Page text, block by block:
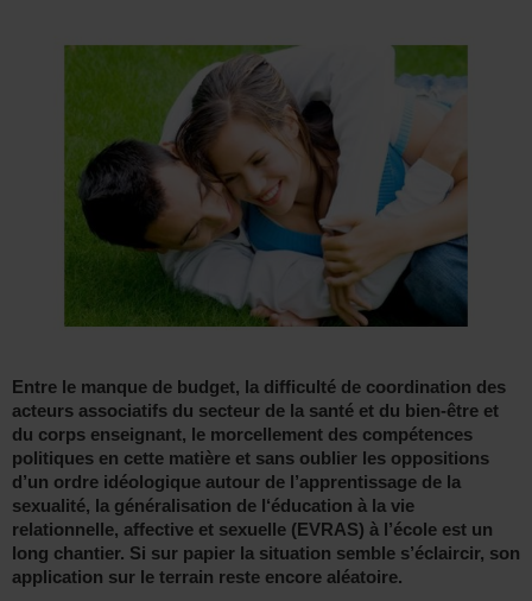
Entre le manque de budget, la difficulté de coordination des
acteurs associatifs du secteur de la santé et du bien-être et
du corps enseignant, le morcellement des compétences
politiques en cette matière et sans oublier les oppositions
d’un ordre idéologique autour de l’apprentissage de la
sexualité, la généralisation de l‘éducation à la vie
relationnelle, affective et sexuelle (EVRAS) à l’école est un
long chantier. Si sur papier la situation semble s’éclaircir, son
application sur le terrain reste encore aléatoire.